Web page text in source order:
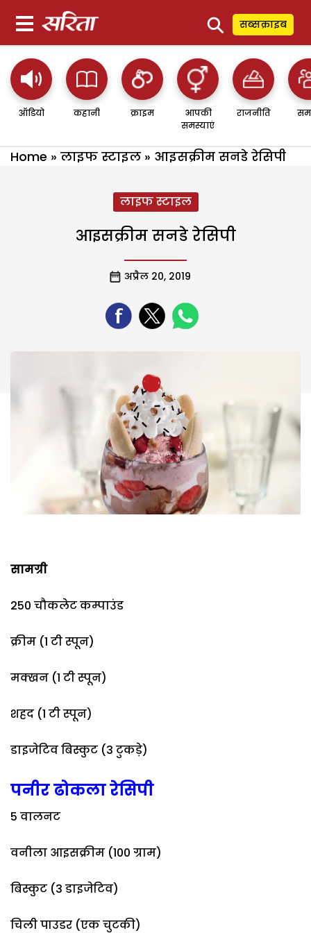
⚲ सब्सक्राइब
ऑडियो कहानी क्राइम
आपकी
समस्याएं
राजनीति
Home » लाइफ स्टाइल » आइसक्रीम सनडे रेसिपी
लाइफ स्टाइल
आइसक्रीम सनडे रेसिपी
अप्रैल 20, 2019
सामग्री
250 चौकलेट कम्पाउंड
क्रीम (1 टी स्पून)
मक्खन (1 टी स्पून)
शहद (1 टी स्पून)
डाइजेटिव बिस्कुट (3 टुकड़े)
पनीर ढोकला रेसिपी
5 वालनट
वनीला आइसक्रीम (100 ग्राम)
बिस्कुट (3 डाइजेटिव)
चिली पाउडर (एक चुटकी)